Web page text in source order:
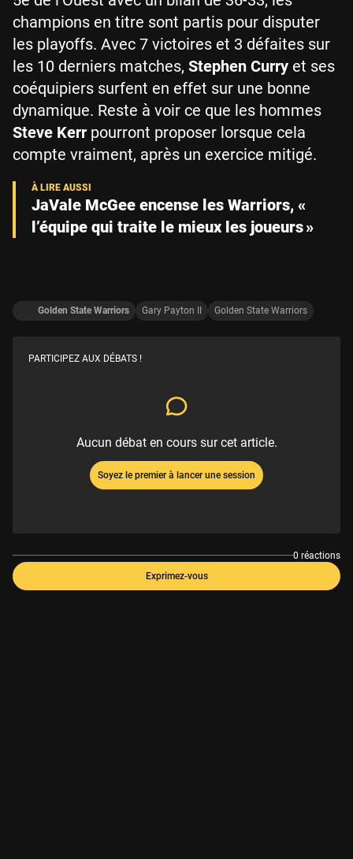
champions en titre sont partis pour disputer
les playoffs. Avec 7 victoires et 3 défaites sur
les 10 derniers matches, Stephen Curry et ses
coéquipiers surfent en effet sur une bonne
dynamique. Reste à voir ce que les hommes
Steve Kerr pourront proposer lorsque cela
compte vraiment, après un exercice mitigé.
JaVale McGee encense les Warriors, «
l’équipe qui traite le mieux les joueurs »
Golden State Warriors Gary Payton II Golden State Warriors
PARTICIPEZ AUX DÉBATS !
Aucun débat en cours sur cet article.
Soyez le premier à lancer une session
0 réactions
Exprimez-vous